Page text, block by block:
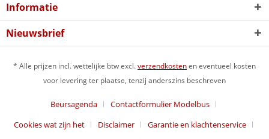
Informatie
Nieuwsbrief
* Alle prijzen incl. wettelijke btw excl.verzendkostenen eventueel kosten
voor levering ter plaatse, tenzij anderszins beschreven
Beursagenda
Contactformulier Modelbus
Cookies wat zijn het
Disclaimer
Garantie en klachtenservice